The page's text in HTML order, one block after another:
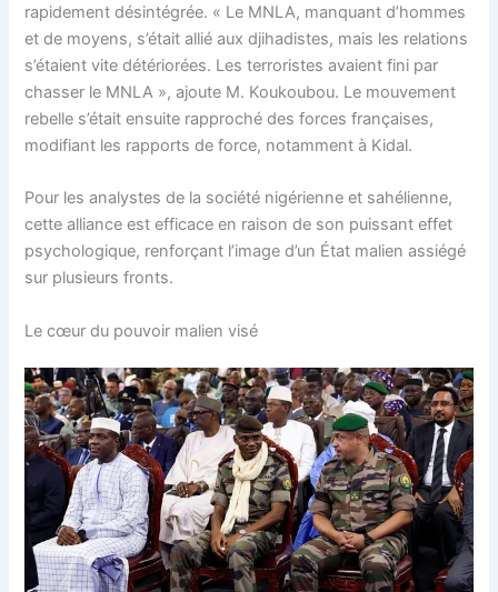
rapidement désintégrée. « Le MNLA, manquant d’hommes
et de moyens, s’était allié aux djihadistes, mais les relations
s’étaient vite détériorées. Les terroristes avaient fini par
chasser le MNLA », ajoute M. Koukoubou. Le mouvement
rebelle s’était ensuite rapproché des forces françaises,
modifiant les rapports de force, notamment à Kidal.
Pour les analystes de la société nigérienne et sahélienne,
cette alliance est efficace en raison de son puissant effet
psychologique, renforçant l’image d’un État malien assiégé
sur plusieurs fronts.
Le cœur du pouvoir malien visé